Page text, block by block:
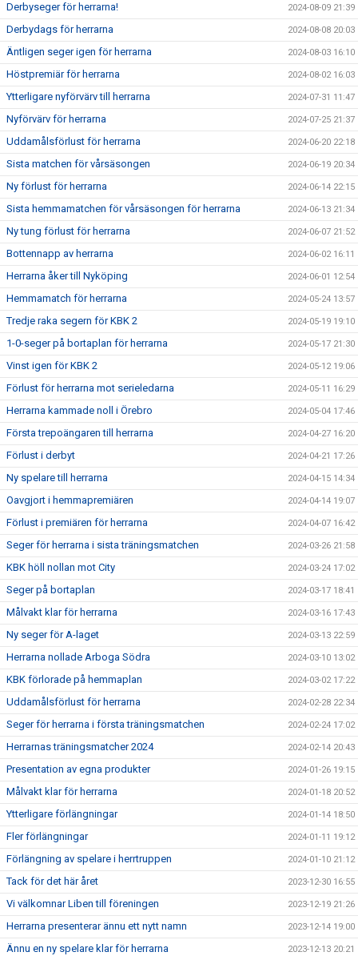
Derbyseger för herrarna! 2024-08-09 21:39
Derbydags för herrarna 2024-08-08 20:03
Äntligen seger igen för herrarna 2024-08-03 16:10
Höstpremiär för herrarna 2024-08-02 16:03
Ytterligare nyförvärv till herrarna 2024-07-31 11:47
Nyförvärv för herrarna 2024-07-25 21:37
Uddamålsförlust för herrarna 2024-06-20 22:18
Sista matchen för vårsäsongen 2024-06-19 20:34
Ny förlust för herrarna 2024-06-14 22:15
Sista hemmamatchen för vårsäsongen för herrarna 2024-06-13 21:34
Ny tung förlust för herrarna 2024-06-07 21:52
Bottennapp av herrarna 2024-06-02 16:11
Herrarna åker till Nyköping 2024-06-01 12:54
Hemmamatch för herrarna 2024-05-24 13:57
Tredje raka segern för KBK 2 2024-05-19 19:10
1-0-seger på bortaplan för herrarna 2024-05-17 21:30
Vinst igen för KBK 2 2024-05-12 19:06
Förlust för herrarna mot serieledarna 2024-05-11 16:29
Herrarna kammade noll i Örebro 2024-05-04 17:46
Första trepoängaren till herrarna 2024-04-27 16:20
Förlust i derbyt 2024-04-21 17:26
Ny spelare till herrarna 2024-04-15 14:34
Oavgjort i hemmapremiären 2024-04-14 19:07
Förlust i premiären för herrarna 2024-04-07 16:42
Seger för herrarna i sista träningsmatchen 2024-03-26 21:58
KBK höll nollan mot City 2024-03-24 17:02
Seger på bortaplan 2024-03-17 18:41
Målvakt klar för herrarna 2024-03-16 17:43
Ny seger för A-laget 2024-03-13 22:59
Herrarna nollade Arboga Södra 2024-03-10 13:02
KBK förlorade på hemmaplan 2024-03-02 17:22
Uddamålsförlust för herrarna 2024-02-28 22:34
Seger för herrarna i första träningsmatchen 2024-02-24 17:02
Herrarnas träningsmatcher 2024 2024-02-14 20:43
Presentation av egna produkter 2024-01-26 19:15
Målvakt klar för herrarna 2024-01-18 20:52
Ytterligare förlängningar 2024-01-14 18:50
Fler förlängningar 2024-01-11 19:12
Förlängning av spelare i herrtruppen 2024-01-10 21:12
Tack för det här året 2023-12-30 16:55
Vi välkomnar Liben till föreningen 2023-12-19 21:26
Herrarna presenterar ännu ett nytt namn 2023-12-14 19:00
Ännu en ny spelare klar för herrarna 2023-12-13 20:21